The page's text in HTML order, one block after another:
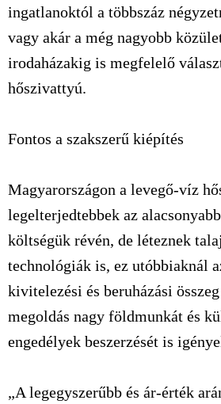
ingatlanoktól a többszáz
vagy akár a még nagyobb
irodaházakig is megfelelő
hőszivattyú.
Fontos a szakszerű kiépítés
Magyarországon a levegő-víz
legelterjedtebbek az
költségük révén, de léteznek
technológiák is, ez utóbbiaknál
kivitelezési és beruházási
megoldás nagy földmunkát és
engedélyek beszerzését is
„A legegyszerűbb és ár-érték